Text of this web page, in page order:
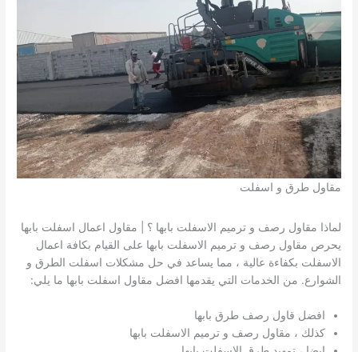
مقاول طرق و اسفلت
لماذا مقاول رصف و ترميم الاسفلت بابها ؟ | مقاول اعمال اسفلت بابها
يحرص مقاول رصف و ترميم الاسفلت بابها على القيام بكافة اعمال
الاسفلت بكفاءة عالية ، مما يساعد في حل مشكلات اسفلت الطرق و
الشوارع. من الخدمات التي يقدمها افضل مقاول اسفلت بابها ما يلي:
افضل قاول رصف طرق بابها
كذلك ، مقاول رصف و ترميم الاسفلت بابها